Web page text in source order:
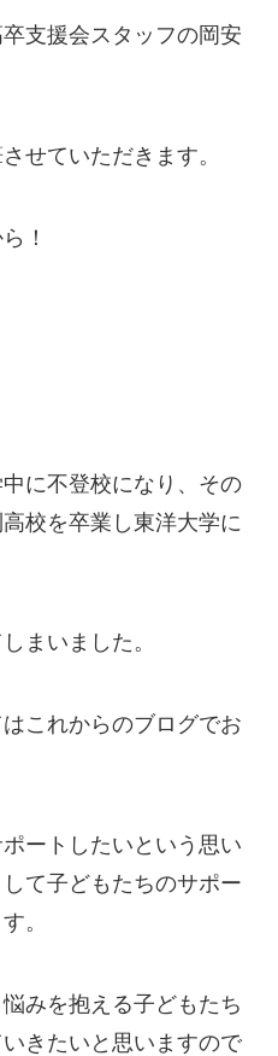
支援会スタッフの岡安
せていただきます。
！
に不登校になり、その
校を卒業し東洋大学に
まいました。
これからのブログでお
ートしたいという思い
て子どもたちのサポー
。
みを抱える子どもたち
きたいと思いますので